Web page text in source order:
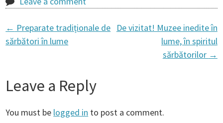
P
s
← Preparate tradiționale de
sărbători în lume
De vizitat! Muzee inedite în
lume, în spiritul
sărbătorilor →
Leave a Reply
You must be logged in to post a comment.